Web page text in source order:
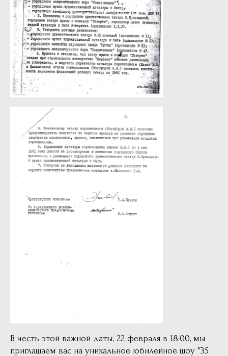
В честь этой важной даты, 22 февраля в 18:00, мы
приглашаем вас на уникальное юбилейное шоу "35